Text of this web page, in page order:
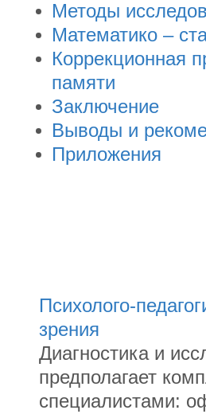
Методы
Математико –
Коррекционная
памяти
Заключение
Выводы и
Приложения
Психолого-
зрения
Диагностика и
предполагает
специалистами: